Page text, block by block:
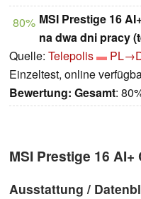
80% MSI Prestige 16
na dwa dni pracy
Quelle: Telepolis
Einzeltest, online
Bewertung: Gesamt:
MSI Prestige 16 AI+
Ausstattung /